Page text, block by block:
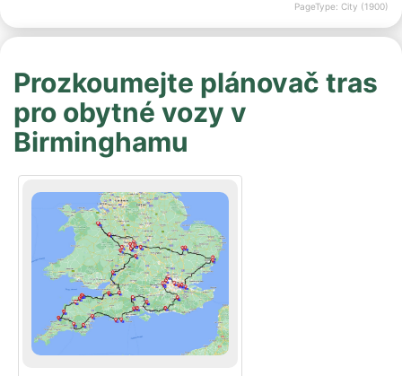
PageType: City (1900)
Prozkoumejte plánovač tras
pro obytné vozy v
Birminghamu